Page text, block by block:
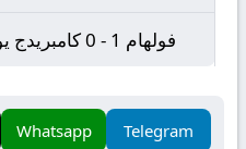
فولهام 1 - 0 كامبريدج يونايتد
Whatsapp Telegram